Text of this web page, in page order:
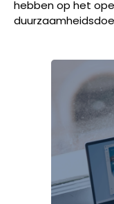
hebben op het